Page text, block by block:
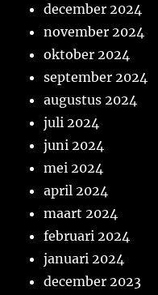
december 2024
november 2024
oktober 2024
september 2024
augustus 2024
juli 2024
juni 2024
mei 2024
april 2024
maart 2024
februari 2024
januari 2024
december 2023